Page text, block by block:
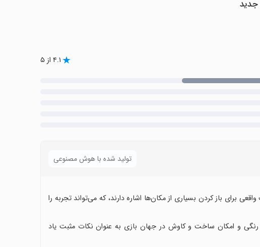
۴.۱ از ۵
تولید شده با هوش مصنوعی
برای باز کردن بسیاری از مکان‌ها اشاره دارند، که می‌تواند تجربه را
رنگی و امکان ساخت و کاوش در جهان بازی به عنوان نکات مثبت یاد